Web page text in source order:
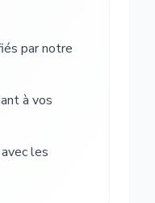
par notre
à vos
les